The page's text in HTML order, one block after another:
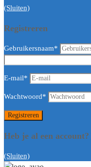
(Sluiten)
Registreren
Gebruikersnaam*
E-mail*
Wachtwoord*
Heb je al een account?
(Sluiten)